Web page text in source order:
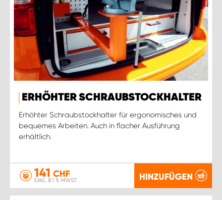
ERHÖHTER SCHRAUBSTOCKHALTER
Erhöhter Schraubstockhalter für ergonomisches und
bequemes Arbeiten. Auch in flacher Ausführung
erhältlich.
141 CHF
EXKL. 8.1 % MWST. HINZUFÜGEN